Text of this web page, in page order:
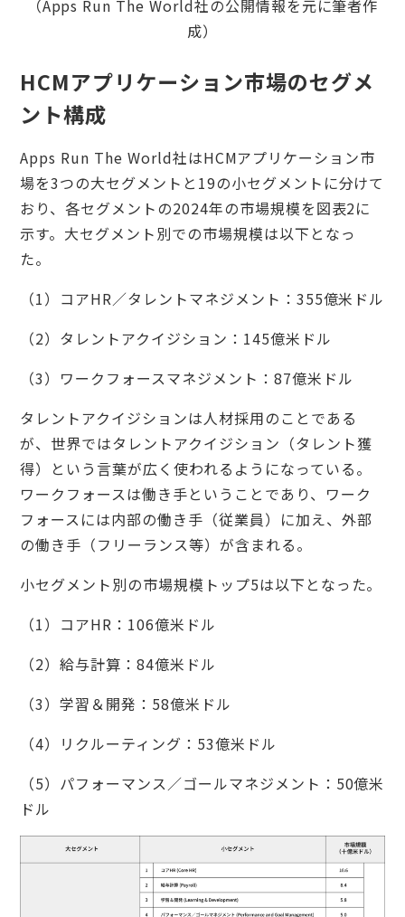
（Apps Run The World社の公開情報を元に筆者作
成）
HCMアプリケーション市場のセグメ
ント構成
Apps Run The World社はHCMアプリケーション市
場を3つの大セグメントと19の小セグメントに分けて
おり、各セグメントの2024年の市場規模を図表2に
示す。大セグメント別での市場規模は以下となっ
た。
（1）コアHR／タレントマネジメント：355億米ドル
（2）タレントアクイジション：145億米ドル
（3）ワークフォースマネジメント：87億米ドル
タレントアクイジションは人材採用のことである
が、世界ではタレントアクイジション（タレント獲
得）という言葉が広く使われるようになっている。
ワークフォースは働き手ということであり、ワーク
フォースには内部の働き手（従業員）に加え、外部
の働き手（フリーランス等）が含まれる。
小セグメント別の市場規模トップ5は以下となった。
（1）コアHR：106億米ドル
（2）給与計算：84億米ドル
（3）学習＆開発：58億米ドル
（4）リクルーティング：53億米ドル
（5）パフォーマンス／ゴールマネジメント：50億米
ドル